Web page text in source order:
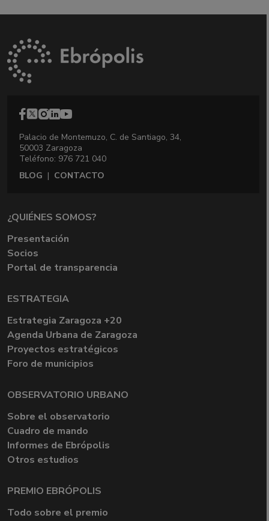
Palacio de Montemuzo, C. de Santiago, 34,
50003 Zaragoza
Teléfono: 976 721 040
BLOG | CONTACTO
¿QUIÉNES SOMOS?
Presentación
Socios
Portal de transparencia
ESTRATEGIA
Estrategia Zaragoza +20
Agenda Urbana de Zaragoza
Proyectos estratégicos
Foro de municipios
OBSERVATORIO URBANO
Sobre el observatorio
Cuadro de mando
Informes de Ebrópolis
Otros estudios
PREMIO EBRÓPOLIS
Todo sobre el premio